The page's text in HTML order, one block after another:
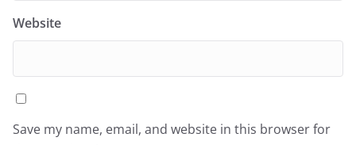
Website
Save my name, email, and website in this browser for